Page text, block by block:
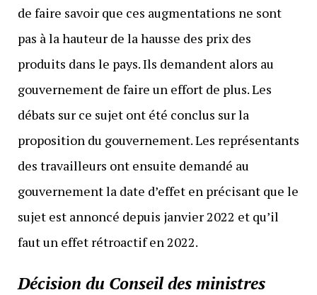
de faire savoir que ces augmentations ne sont
pas à la hauteur de la hausse des prix des
produits dans le pays. Ils demandent alors au
gouvernement de faire un effort de plus. Les
débats sur ce sujet ont été conclus sur la
proposition du gouvernement. Les représentants
des travailleurs ont ensuite demandé au
gouvernement la date d’effet en précisant que le
sujet est annoncé depuis janvier 2022 et qu’il
faut un effet rétroactif en 2022.
Décision du Conseil des ministres